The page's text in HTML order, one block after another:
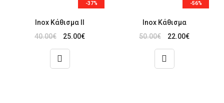
-37%
Inox Κάθισμα ΙΙ
40.00€ 25.00€
-56%
Inox Κάθισμα
50.00€ 22.00€